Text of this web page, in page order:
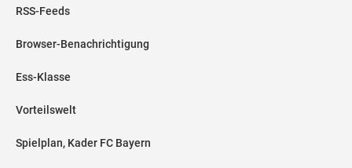
RSS-Feeds
Browser-Benachrichtigung
Ess-Klasse
Vorteilswelt
Spielplan, Kader FC Bayern